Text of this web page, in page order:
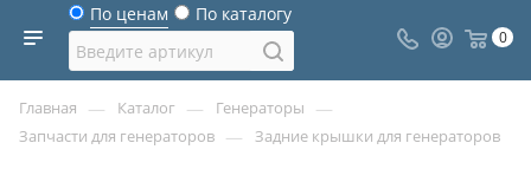
По ценам По каталогу
0
Главная — Каталог — Генераторы —
Запчасти для генераторов — Задние крышки для генераторов